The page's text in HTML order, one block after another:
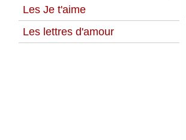
Les Je t'aime
Les lettres d'amour